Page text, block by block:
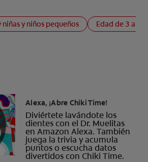
niñas y niños pequeños Edad de 3 a 4
Alexa, ¡Abre Chiki Time!
Diviértete lavándote los
dientes con el Dr. Muelitas
en Amazon Alexa. También
juega la trivia y acumula
puntos o escucha datos
divertidos con Chiki Time.